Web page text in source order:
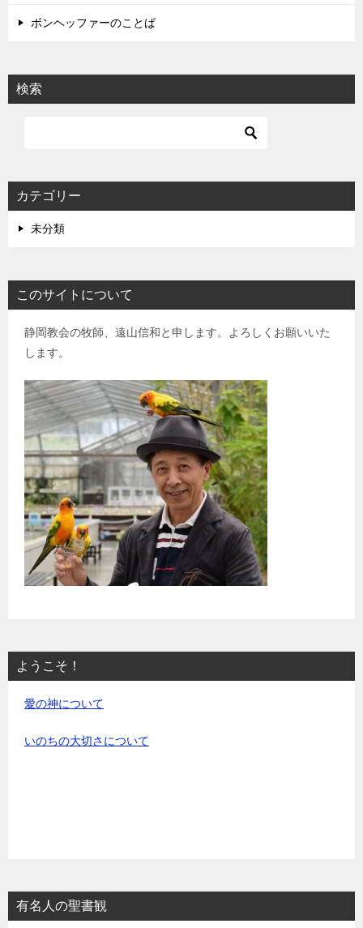
ボンヘッファーのことば
検索
カテゴリー
未分類
このサイトについて
静岡教会の牧師、遠山信和と申します。よろしくお願いいた
します。
ようこそ！
愛の神について
いのちの大切さについて
有名人の聖書観